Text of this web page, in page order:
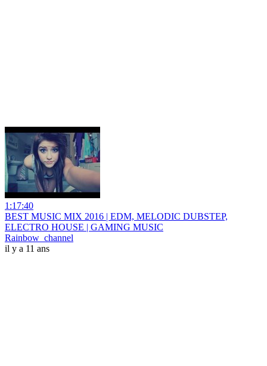
1:17:40
BEST MUSIC MIX 2016 | EDM, MELODIC DUBSTEP,
ELECTRO HOUSE | GAMING MUSIC
Rainbow_channel
il y a 11 ans